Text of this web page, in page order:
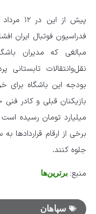
پیش از
فدراسیون فوتبال ایران
مبالغی که مدیران
نقل‌وانتقالات
بودجه این باشگاه برای
بازیکنان قبلی و کادر
میلیارد تومان رسیده
برخی از ارقام قراردادها
جلوه کنند.
منبع: برترین‌ها
سپاهان